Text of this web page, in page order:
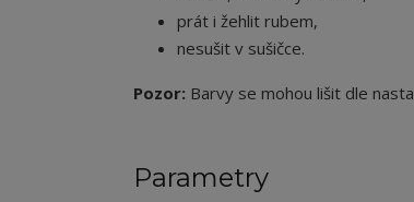
prát i žehlit rubem,
nesušit v sušičce.
Pozor: Barvy se mohou lišit dle
Parametry